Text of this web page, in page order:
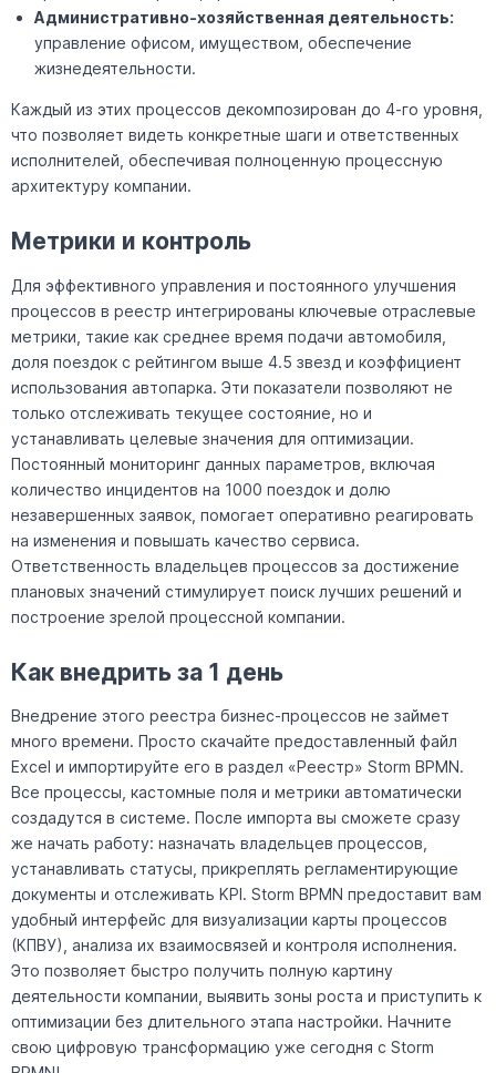
Административно-хозяйственная деятельность:
управление офисом, имуществом, обеспечение
жизнедеятельности.
Каждый из этих процессов декомпозирован до 4-го уровня,
что позволяет видеть конкретные шаги и ответственных
исполнителей, обеспечивая полноценную процессную
архитектуру компании.
Метрики и контроль
Для эффективного управления и постоянного улучшения
процессов в реестр интегрированы ключевые отраслевые
метрики, такие как среднее время подачи автомобиля,
доля поездок с рейтингом выше 4.5 звезд и коэффициент
использования автопарка. Эти показатели позволяют не
только отслеживать текущее состояние, но и
устанавливать целевые значения для оптимизации.
Постоянный мониторинг данных параметров, включая
количество инцидентов на 1000 поездок и долю
незавершенных заявок, помогает оперативно реагировать
на изменения и повышать качество сервиса.
Ответственность владельцев процессов за достижение
плановых значений стимулирует поиск лучших решений и
построение зрелой процессной компании.
Как внедрить за 1 день
Внедрение этого реестра бизнес-процессов не займет
много времени. Просто скачайте предоставленный файл
Excel и импортируйте его в раздел «Реестр» Storm BPMN.
Все процессы, кастомные поля и метрики автоматически
создадутся в системе. После импорта вы сможете сразу
же начать работу: назначать владельцев процессов,
устанавливать статусы, прикреплять регламентирующие
документы и отслеживать KPI. Storm BPMN предоставит вам
удобный интерфейс для визуализации карты процессов
(КПВУ), анализа их взаимосвязей и контроля исполнения.
Это позволяет быстро получить полную картину
деятельности компании, выявить зоны роста и приступить к
оптимизации без длительного этапа настройки. Начните
свою цифровую трансформацию уже сегодня с Storm